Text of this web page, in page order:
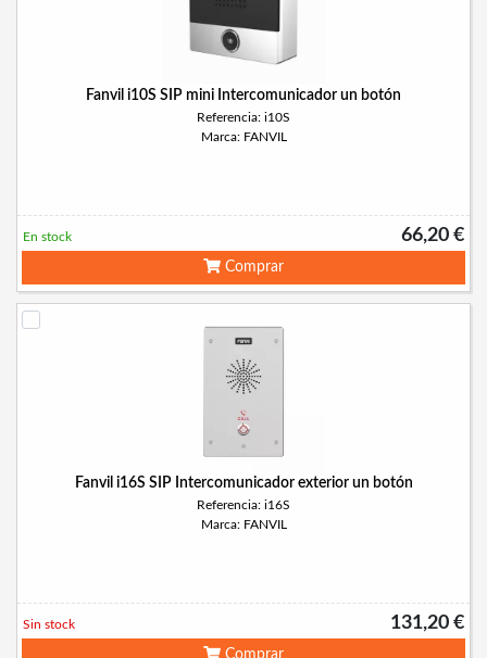
Fanvil i10S SIP mini Intercomunicador un botón
Referencia: i10S
Marca: FANVIL
66,20 €
En stock
Comprar
Fanvil i16S SIP Intercomunicador exterior un botón
Referencia: i16S
Marca: FANVIL
131,20 €
Sin stock
Comprar